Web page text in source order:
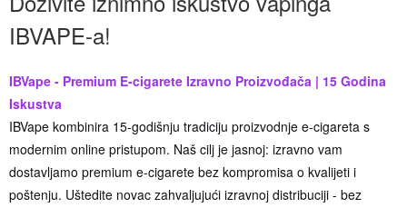
IBVAPE-a!
IBVape - Premium E-cigarete Izravno Proizvođača | 15 Godina
Iskustva
IBVape kombinira 15-godišnju tradiciju proizvodnje e-cigareta s
modernim online pristupom. Naš cilj je jasnoj: izravno vam
dostavljamo premium e-cigarete bez kompromisa o kvalijeti i
poštenju. Uštedite novac zahvaljujući izravnoj distribuciji - bez